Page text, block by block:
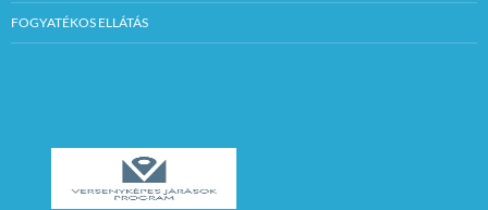
FOGYATÉKOS ELLÁTÁS